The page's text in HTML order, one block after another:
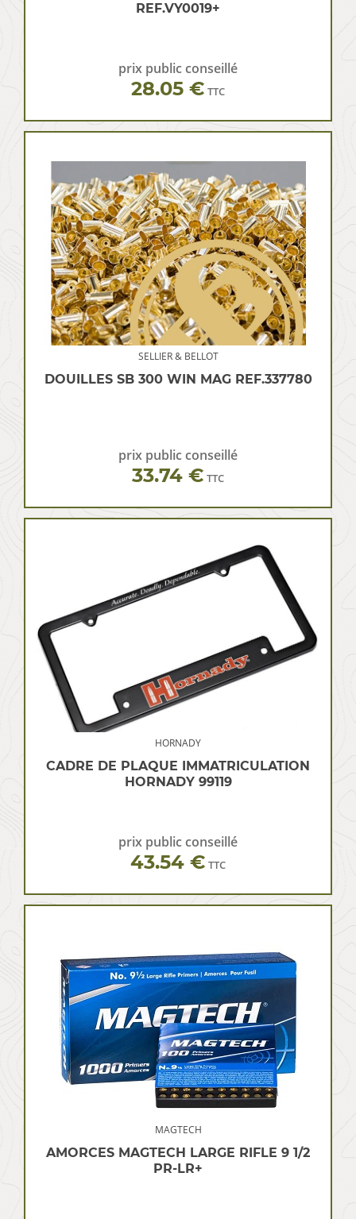
REF.VY0019+
prix public conseillé
28.05 € TTC
SELLIER & BELLOT
DOUILLES SB 300 WIN MAG REF.337780
prix public conseillé
33.74 € TTC
HORNADY
CADRE DE PLAQUE IMMATRICULATION
HORNADY 99119
prix public conseillé
43.54 € TTC
MAGTECH
AMORCES MAGTECH LARGE RIFLE 9 1/2
PR-LR+